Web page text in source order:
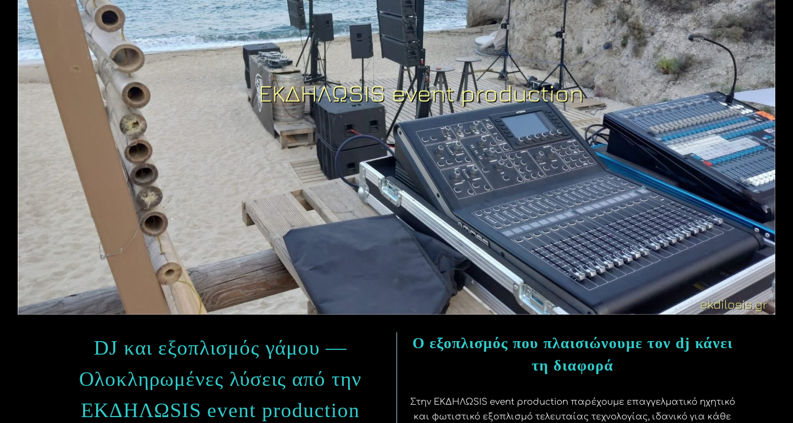
DJ και εξοπλισμός γάμου —
Ολοκληρωμένες λύσεις από την
ΕΚΔΗΛΩSIS event production
Ο εξοπλισμός που πλαισιώνουμε τον dj κάνει
τη διαφορά
Στην ΕΚΔΗΛΩSIS event production παρέχουμε επαγγελματικό ηχητικό
και φωτιστικό εξοπλισμό τελευταίας τεχνολογίας, ιδανικό για κάθε